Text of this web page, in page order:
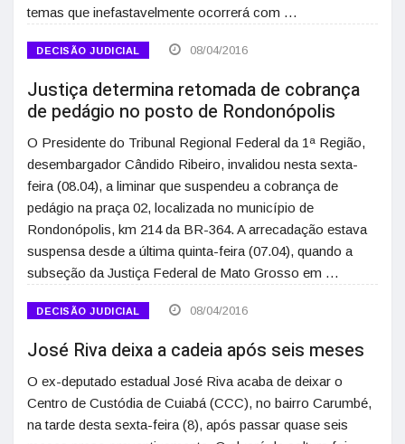
temas que inefastavelmente ocorrerá com …
DECISÃO JUDICIAL 08/04/2016
Justiça determina retomada de cobrança
de pedágio no posto de Rondonópolis
O Presidente do Tribunal Regional Federal da 1ª Região,
desembargador Cândido Ribeiro, invalidou nesta sexta-
feira (08.04), a liminar que suspendeu a cobrança de
pedágio na praça 02, localizada no município de
Rondonópolis, km 214 da BR-364. A arrecadação estava
suspensa desde a última quinta-feira (07.04), quando a
subseção da Justiça Federal de Mato Grosso em …
DECISÃO JUDICIAL 08/04/2016
José Riva deixa a cadeia após seis meses
O ex-deputado estadual José Riva acaba de deixar o
Centro de Custódia de Cuiabá (CCC), no bairro Carumbé,
na tarde desta sexta-feira (8), após passar quase seis